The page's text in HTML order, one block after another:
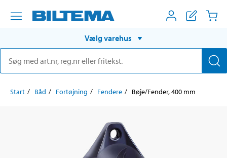
Vælg varehus
Start Båd Fortøjning Fendere Bøje/Fender, 400 mm